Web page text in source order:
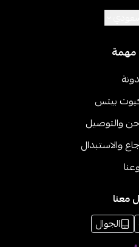
مهمة
بيتس
والتوصيل
والاستبدال
معنا
الجوال